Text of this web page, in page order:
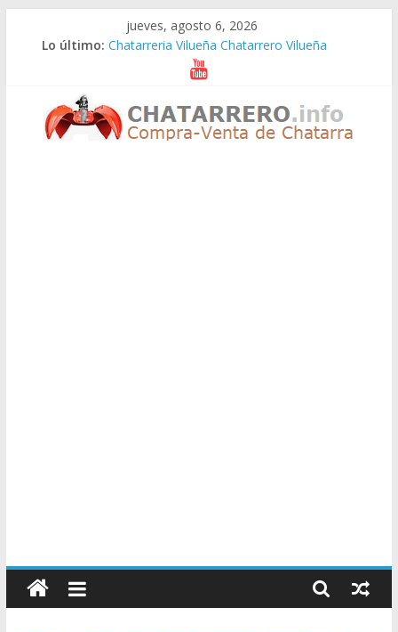
jueves, agosto 6, 2026
Lo último: Chatarreria Vilueña Chatarrero Vilueña
Chatarreria Zuera Chatarrero Zuera
Chatarreria Zaragoza Chatarrero Zaragoza
Chatarreria Zaida Chatarrero Zaida
Chatarreria Vistabella Chatarrero Vistabella
Chatarreros